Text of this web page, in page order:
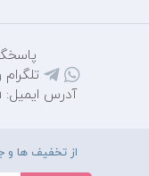
تلگرام و
آدرس ایمیل: mihantarh@yahoo.com
از تخفیف ها و